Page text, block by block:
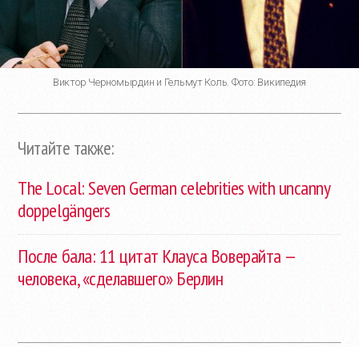
Виктор Черномырдин и Гельмут Коль. Фото: Википедия
Читайте также:
The Local: Seven German celebrities with uncanny
doppelgängers
После бала: 11 цитат Клауса Воверайта —
человека, «сделавшего» Берлин